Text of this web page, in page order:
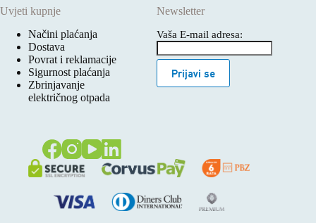
Uvjeti kupnje
Načini plaćanja
Dostava
Povrat i reklamacije
Sigurnost plaćanja
Zbrinjavanje
električnog otpada
Newsletter
Vaša E-mail adresa:
Prijavi se